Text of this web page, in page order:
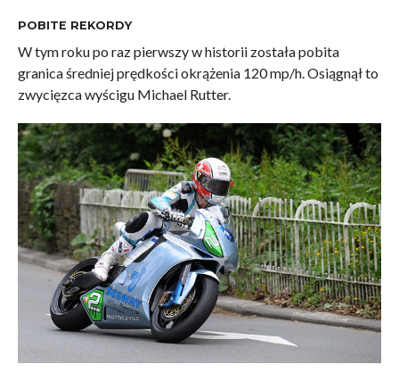
POBITE REKORDY
W tym roku po raz pierwszy w historii została pobita
granica średniej prędkości okrążenia 120 mp/h. Osiągnął to
zwycięzca wyścigu Michael Rutter.